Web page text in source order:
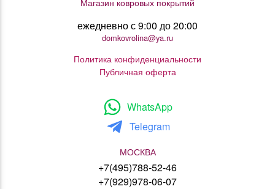
ежедневно с 9:00 до 20:00
domkovrolina@ya.ru
Политика конфиденциальности
Публичная оферта
WhatsApp
Telegram
МОСКВА
+7(495)788-52-46
+7(929)978-06-07